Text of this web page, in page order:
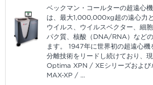
ベックマン・コールターの超遠心機
は、最大1,000,000xg超の遠心力
ウイルス、ウイルスベクター、細
パク質、核酸（DNA/RNA）など
ます。 1947年に世界初の超遠心機
分離技術をリードし続けており、
Optima XPN / XEシリーズおよ
MAX-XP / ...